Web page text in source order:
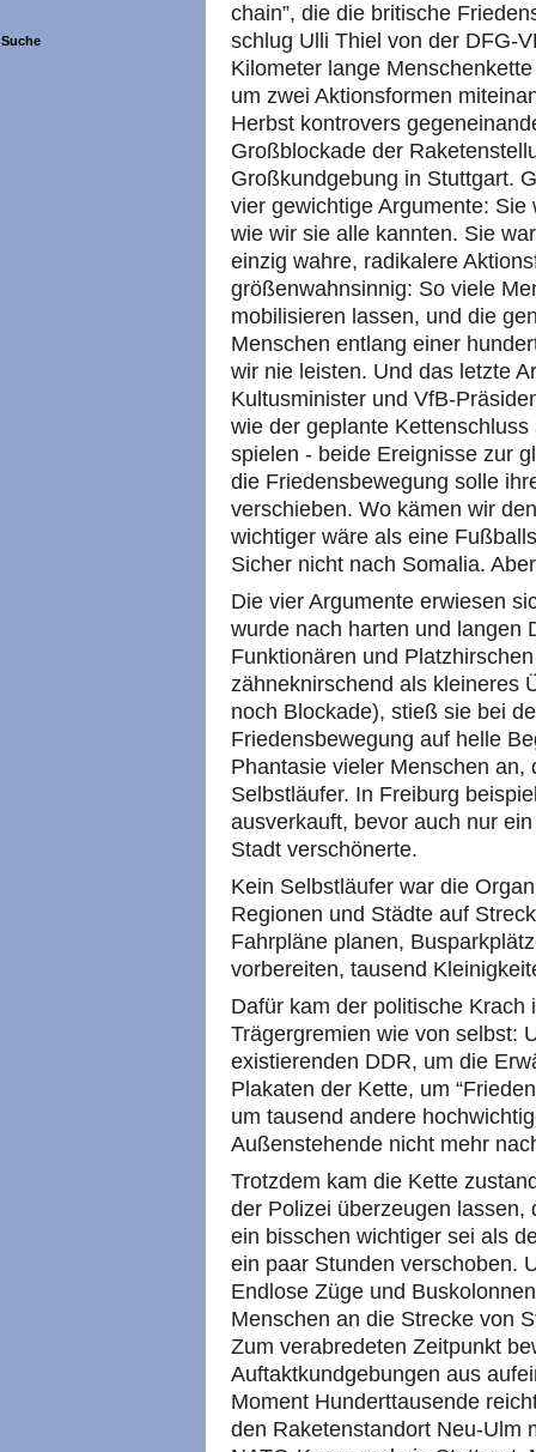
Suche
chain”, die die britische
schlug Ulli Thiel von der DFG-
Kilometer lange
um zwei Aktionsformen
Herbst kontrovers
Großblockade der
Großkundgebung in Stuttgart.
vier gewichtige Argumente:
wie wir sie alle kannten. Sie
einzig wahre, radikalere
größenwahnsinnig: So viele
mobilisieren lassen, und die
Menschen entlang einer
wir nie leisten. Und das letzte
Kultusminister und VfB-
wie der geplante
spielen - beide Ereignisse zur
die Friedensbewegung solle
verschieben. Wo kämen wir
wichtiger wäre als eine
Sicher nicht nach Somalia.
Die vier Argumente erwiesen
wurde nach harten und langen
Funktionären und
zähneknirschend als kleineres
noch Blockade), stieß sie bei
Friedensbewegung auf helle
Phantasie vieler Menschen
Selbstläufer. In Freiburg
ausverkauft, bevor auch nur
Stadt verschönerte.
Kein Selbstläufer war die
Regionen und Städte auf
Fahrpläne planen,
vorbereiten, tausend
Dafür kam der politische Krach
Trägergremien wie von selbst:
existierenden DDR, um die
Plakaten der Kette, um
um tausend andere
Außenstehende nicht mehr
Trotzdem kam die Kette
der Polizei überzeugen
ein bisschen wichtiger sei als
ein paar Stunden verschoben.
Endlose Züge und
Menschen an die Strecke von
Zum verabredeten Zeitpunkt
Auftaktkundgebungen aus
Moment Hunderttausende
den Raketenstandort Neu-Ulm